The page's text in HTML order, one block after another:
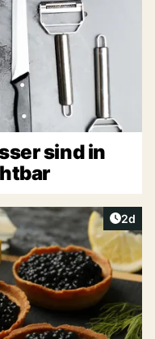
sind in
2d